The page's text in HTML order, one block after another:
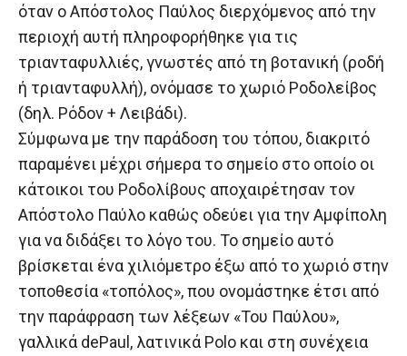
όταν ο Απόστολος Παύλος διερχόμενος από την
περιοχή αυτή πληροφορήθηκε για τις
τριανταφυλλιές, γνωστές από τη βοτανική (ροδή
ή τριανταφυλλή), ονόμασε το χωριό Ροδολείβος
(δηλ. Ρόδον + Λειβάδι).
Σύμφωνα με την παράδοση του τόπου, διακριτό
παραμένει μέχρι σήμερα το σημείο στο οποίο οι
κάτοικοι του Ροδολίβους αποχαιρέτησαν τον
Απόστολο Παύλο καθώς οδεύει για την Αμφίπολη
για να διδάξει το λόγο του. Το σημείο αυτό
βρίσκεται ένα χιλιόμετρο έξω από το χωριό στην
τοποθεσία «τοπόλος», που ονομάστηκε έτσι από
την παράφραση των λέξεων «Του Παύλου»,
γαλλικά dePaul, λατινικά Polo και στη συνέχεια